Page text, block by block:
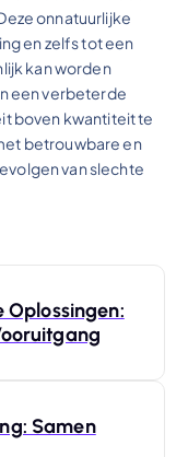
onnatuurlijke
en zelfs tot een
kan worden
een verbeterde
boven kwantiteit te
betrouwbare en
van slechte
Oplossingen:
Samen